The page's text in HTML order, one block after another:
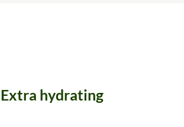
Extra hydrating